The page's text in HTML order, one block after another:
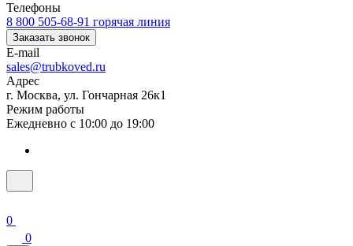
Телефоны
8 800 505-68-91 горячая линия
Заказать звонок
E-mail
sales@trubkoved.ru
Адрес
г. Москва, ул. Гончарная 26к1
Режим работы
Ежедневно с 10:00 до 19:00
0
0